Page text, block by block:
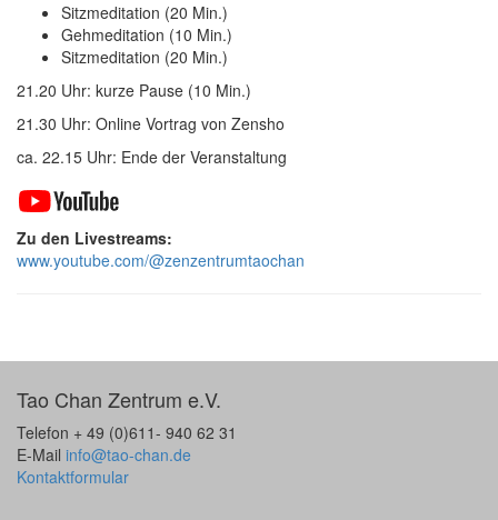
Sitzmeditation (20 Min.)
Gehmeditation (10 Min.)
Sitzmeditation (20 Min.)
21.20 Uhr: kurze Pause (10 Min.)
21.30 Uhr: Online Vortrag von Zensho
ca. 22.15 Uhr: Ende der Veranstaltung
Zu den Livestreams:
www.youtube.com/@zenzentrumtaochan
Tao Chan Zentrum e.V.
Telefon + 49 (0)611- 940 62 31
E-Mail info@tao-chan.de
Kontaktformular